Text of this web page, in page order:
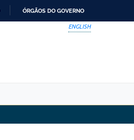
ÓRGÃOS DO GOVERNO
ENGLISH